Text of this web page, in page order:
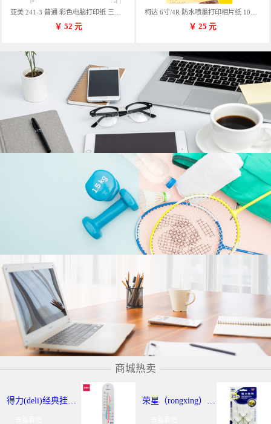
￥ 52 元 ￥ 25元
商城热卖
得力(deli)经典挂壁式温度计 个性化提示温湿度计 办公用品 9013 荣星（rongxing）RX-220 超强力粘钩/挂钩（2KG） 3个/卡